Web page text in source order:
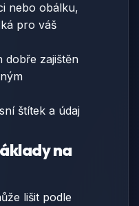
nebo obálku,
pro váš
dobře zajištěn
štítek a údaj
na
lišit podle